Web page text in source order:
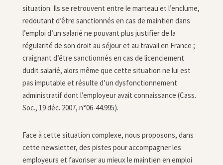
situation. Ils se retrouvent entre le marteau et l’enclume,
redoutant d’être sanctionnés en cas de maintien dans
l’emploi d’un salarié ne pouvant plus justifier de la
régularité de son droit au séjour et au travail en France ;
craignant d’être sanctionnés en cas de licenciement
dudit salarié, alors même que cette situation ne lui est
pas imputable et résulte d’un dysfonctionnement
administratif dont l’employeur avait connaissance (Cass.
Soc., 19 déc. 2007, n°06-44.995).
Face à cette situation complexe, nous proposons, dans
cette newsletter, des pistes pour accompagner les
employeurs et favoriser au mieux le maintien en emploi